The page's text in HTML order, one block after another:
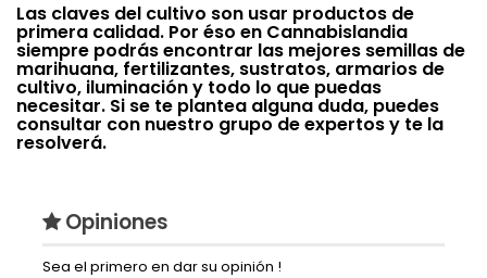
Las claves del cultivo son usar productos de
primera calidad. Por éso en Cannabislandia
siempre podrás encontrar las mejores semillas de
marihuana, fertilizantes, sustratos, armarios de
cultivo, iluminación y todo lo que puedas
necesitar. Si se te plantea alguna duda, puedes
consultar con nuestro grupo de expertos y te la
resolverá.
Opiniones
Sea el primero en dar su opinión !